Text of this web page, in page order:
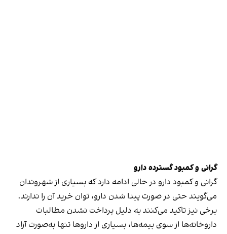
گرانی و کمبود گسترده دارو
گرانی و کمبود دارو در حالی ادامه دارد که بسیاری از شهروندان
می‌گویند حتی در صورت پیدا شدن دارو، توان خرید آن را ندارند.
برخی نیز تاکید می‌کنند به دلیل پرداخت نشدن مطالبات
داروخانه‌ها از سوی بیمه‌ها، بسیاری از داروها تنها به‌صورت آزاد